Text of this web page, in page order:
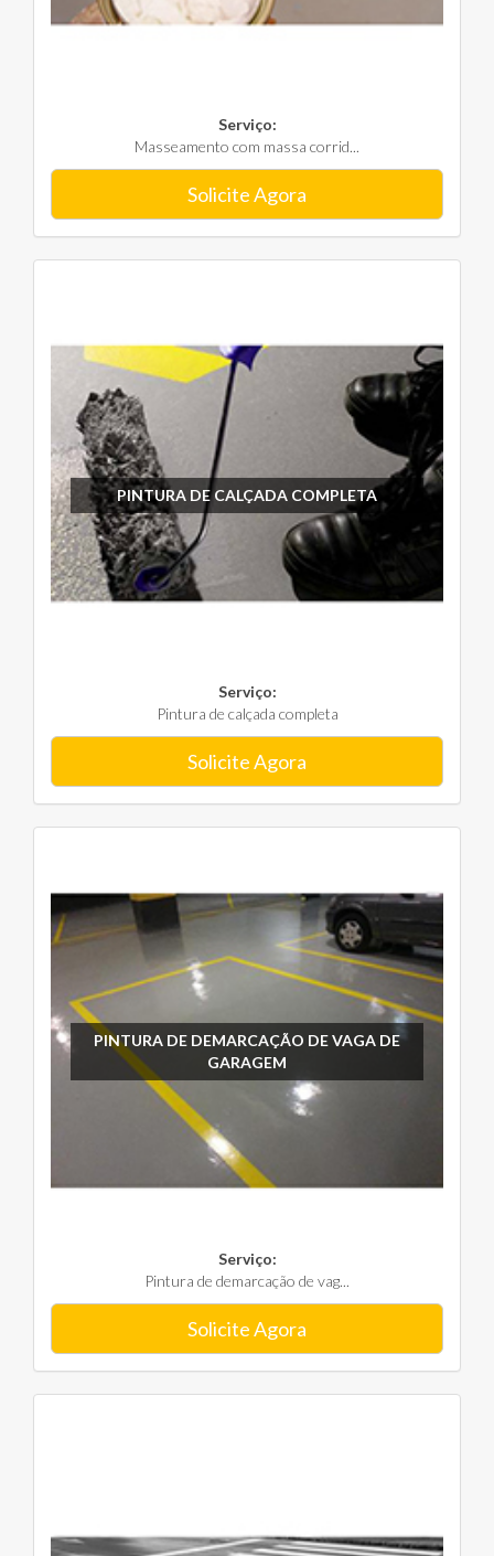
Serviço:
Masseamento com massa corrid...
Solicite Agora
PINTURA DE CALÇADA COMPLETA
Serviço:
Pintura de calçada completa
Solicite Agora
PINTURA DE DEMARCAÇÃO DE VAGA DE
GARAGEM
Serviço:
Pintura de demarcação de vag...
Solicite Agora